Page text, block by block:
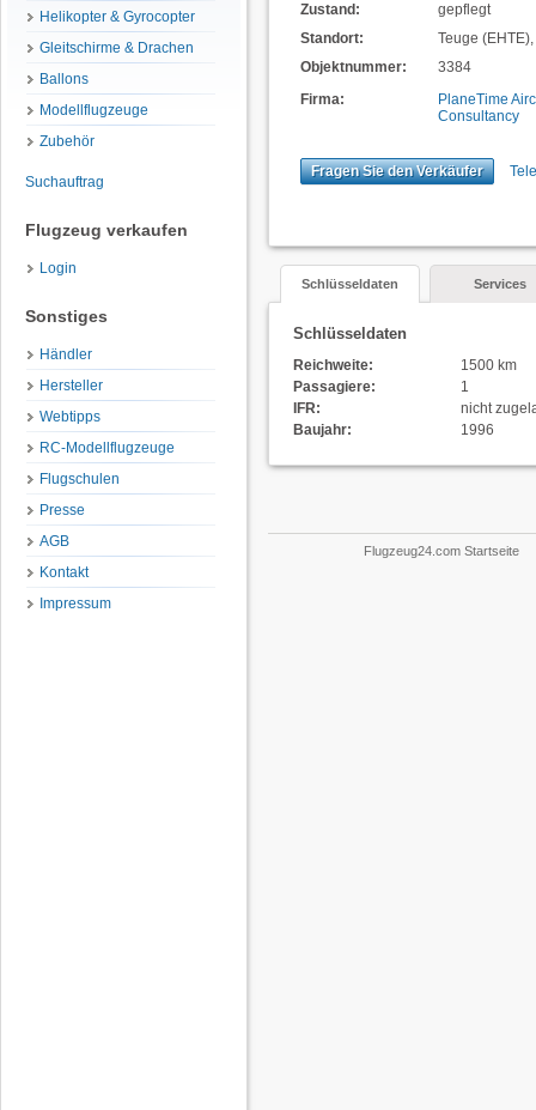
Helikopter & Gyrocopter
Gleitschirme & Drachen
Ballons
Modellflugzeuge
Zubehör
Suchauftrag
Flugzeug verkaufen
Login
Sonstiges
Händler
Hersteller
Webtipps
RC-Modellflugzeuge
Flugschulen
Presse
AGB
Kontakt
Impressum
Zustand:
gepflegt
Standort:
Teuge
Objektnummer:
3384
Firma:
PlaneTime
Consultancy
Fragen Sie den Verkäufer
Schlüsseldaten Services
Schlüsseldaten
Reichweite:
1500 km
Passagiere:
1
IFR:
nicht
Baujahr:
1996
Flugzeug24.com Startseite